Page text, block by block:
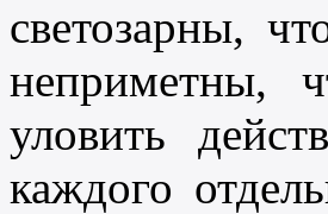
светозарны,
неприметны,
уловить
каждого